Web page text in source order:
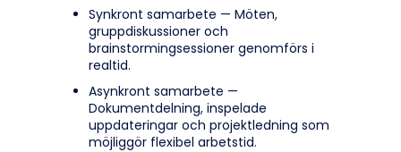
Synkront samarbete — Möten,
gruppdiskussioner och
brainstormingsessioner genomförs i
realtid.
Asynkront samarbete —
Dokumentdelning, inspelade
uppdateringar och projektledning som
möjliggör flexibel arbetstid.